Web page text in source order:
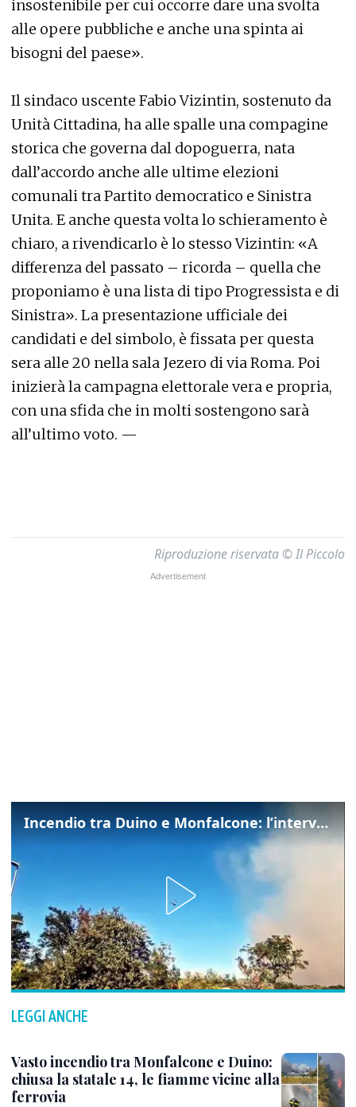
insostenibile per cui occorre dare una svolta
alle opere pubbliche e anche una spinta ai
bisogni del paese».
Il sindaco uscente Fabio Vizintin, sostenuto da
Unità Cittadina, ha alle spalle una compagine
storica che governa dal dopoguerra, nata
dall’accordo anche alle ultime elezioni
comunali tra Partito democratico e Sinistra
Unita. E anche questa volta lo schieramento è
chiaro, a rivendicarlo è lo stesso Vizintin: «A
differenza del passato – ricorda – quella che
proponiamo è una lista di tipo Progressista e di
Sinistra». La presentazione ufficiale dei
candidati e del simbolo, è fissata per questa
sera alle 20 nella sala Jezero di via Roma. Poi
inizierà la campagna elettorale vera e propria,
con una sfida che in molti sostengono sarà
all’ultimo voto. —
Riproduzione riservata © Il Piccolo
Incendio tra Duino e Monfalcone: l’intervento dei vigili del fuoco
LEGGI ANCHE
Vasto incendio tra Monfalcone e Duino:
chiusa la statale 14, le fiamme vicine alla
ferrovia